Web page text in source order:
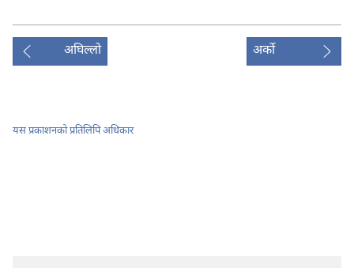
अघिल्लो अर्को
यस प्रकाशनको प्रतिलिपि अधिकार